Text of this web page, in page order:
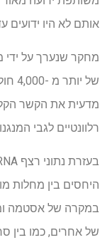
אותם לא היו ידועים
רלוונטיים לגבי
היחסים בין מחלות
במקרה של אסטמה
של אחרים, כמו בין